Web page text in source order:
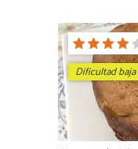
Dificultad baja